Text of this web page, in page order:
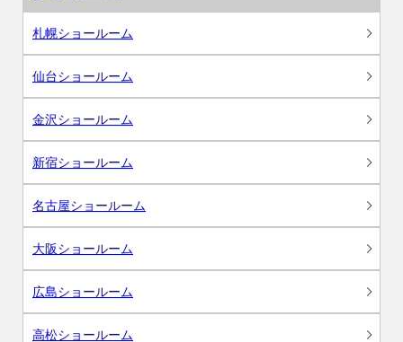
札幌ショールーム
仙台ショールーム
金沢ショールーム
新宿ショールーム
名古屋ショールーム
大阪ショールーム
広島ショールーム
高松ショールーム